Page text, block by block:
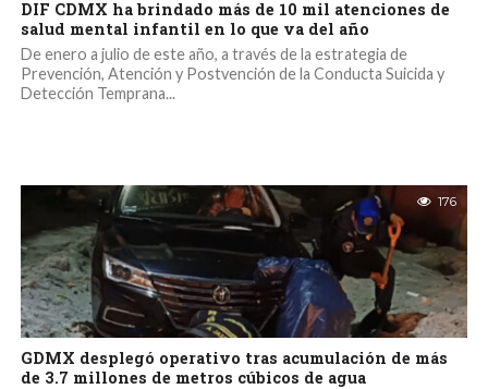
DIF CDMX ha brindado más de 10 mil atenciones de
salud mental infantil en lo que va del año
De enero a julio de este año, a través de la estrategia de
Prevención, Atención y Postvención de la Conducta Suicida y
Detección Temprana...
176
GDMX desplegó operativo tras acumulación de más
de 3.7 millones de metros cúbicos de agua